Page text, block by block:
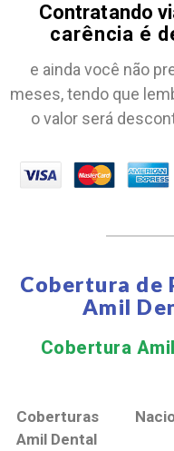
Contratando
carência é
e ainda você não
meses, tendo que
o valor será
Cobertura de
Amil
Cobertura
Coberturas
Amil Dental